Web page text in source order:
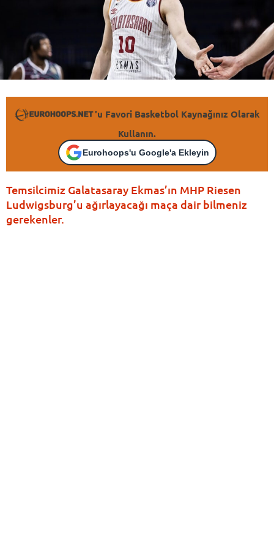
'u Favori Basketbol Kaynağınız Olarak
Kullanın.
Eurohoops'u Google'a Ekleyin
Temsilcimiz Galatasaray Ekmas’ın MHP Riesen
Ludwigsburg’u ağırlayacağı maça dair bilmeniz
gerekenler.